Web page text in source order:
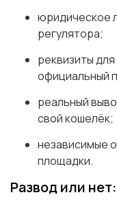
юридическое
регулятора;
реквизиты
официальный
реальный
свой кошелёк;
независимые
площадки.
Развод или